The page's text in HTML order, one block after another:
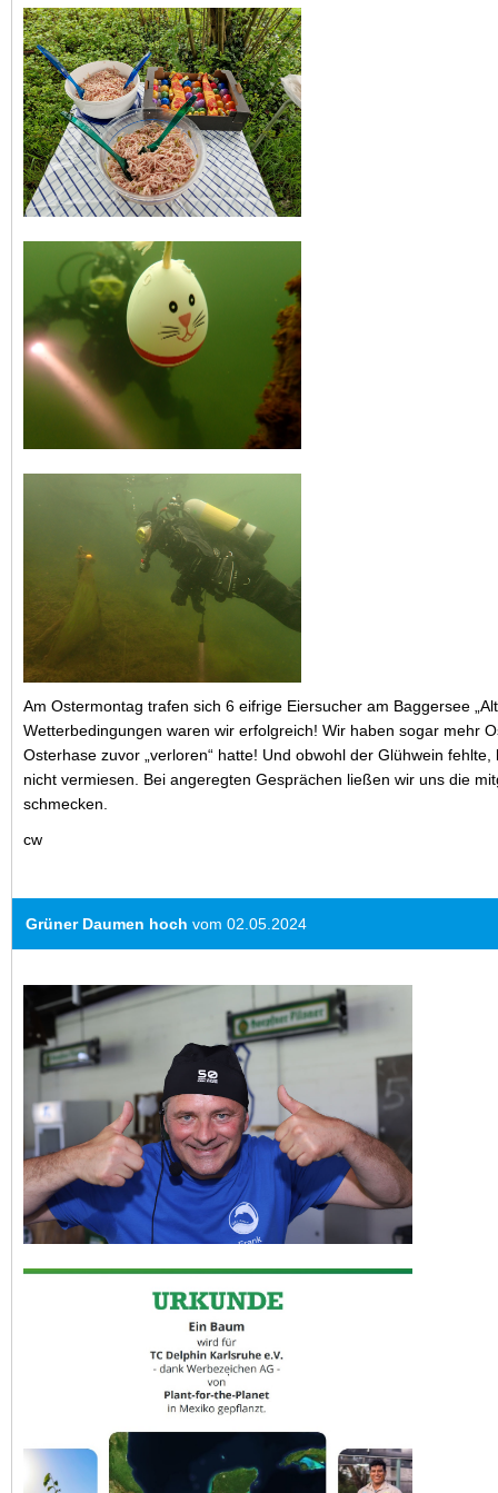
Am Ostermontag trafen sich 6 eifrige Eiersucher am Baggersee
Wetterbedingungen waren wir erfolgreich! Wir haben sogar mehr
Osterhase zuvor „verloren“ hatte! Und obwohl der Glühwein
nicht vermiesen. Bei angeregten Gesprächen ließen wir uns die
schmecken.
cw
Grüner Daumen hoch vom 02.05.2024